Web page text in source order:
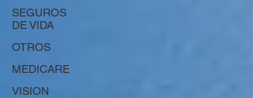
SEGUROS
DE VIDA
OTROS
MEDICARE
VISION